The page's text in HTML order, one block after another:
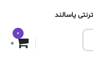
یاسالند
0
0